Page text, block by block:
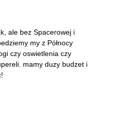
ale bez Spacerowej i
my z Północy
czy oswietlenia czy
mamy duzy budzet i